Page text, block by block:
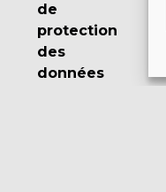
de
protection
des
données